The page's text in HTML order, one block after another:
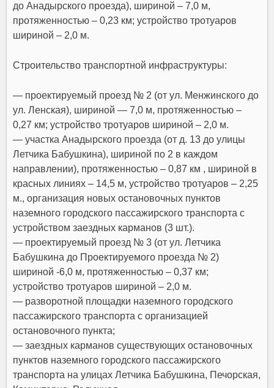
до Анадырского проезда), шириной – 7,0 м,
протяженностью – 0,23 км; устройство тротуаров
шириной – 2,0 м.
Строительство транспортной инфраструктуры:
— проектируемый проезд № 2 (от ул. Менжинского до
ул. Ленская), шириной — 7,0 м, протяженностью –
0,27 км; устройство тротуаров шириной – 2,0 м.
— участка Анадырского проезда (от д. 13 до улицы
Летчика Бабушкина), шириной по 2 в каждом
направлении), протяженностью – 0,87 км , шириной в
красных линиях – 14,5 м, устройство тротуаров – 2,25
м., организация новых остановочных пунктов
наземного городского пассажирского транспорта с
устройством заездных карманов (3 шт.).
— проектируемый проезд № 3 (от ул. Летчика
Бабушкина до Проектируемого проезда № 2)
шириной -6,0 м, протяженностью – 0,37 км;
устройство тротуаров шириной – 2,0 м.
— разворотной площадки наземного городского
пассажирского транспорта с организацией
остановочного пункта;
— заездных карманов существующих остановочных
пунктов наземного городского пассажирского
транспорта на улицах Летчика Бабушкина, Печорская,